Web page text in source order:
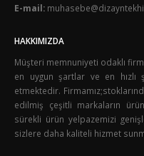
E-mail:
HAKKIMIZDA
Müşteri memnuniyeti odaklı
en uygun şartlar ve en hızlı
etmektedir.
edilmiş çeşitli markaların
sürekli ürün yelpazemizi
sizlere daha kaliteli hizmet